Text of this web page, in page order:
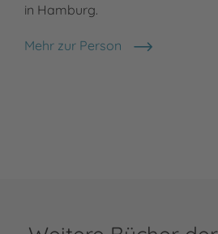
in Hamburg.
Mehr zur Person
Elsa Klever